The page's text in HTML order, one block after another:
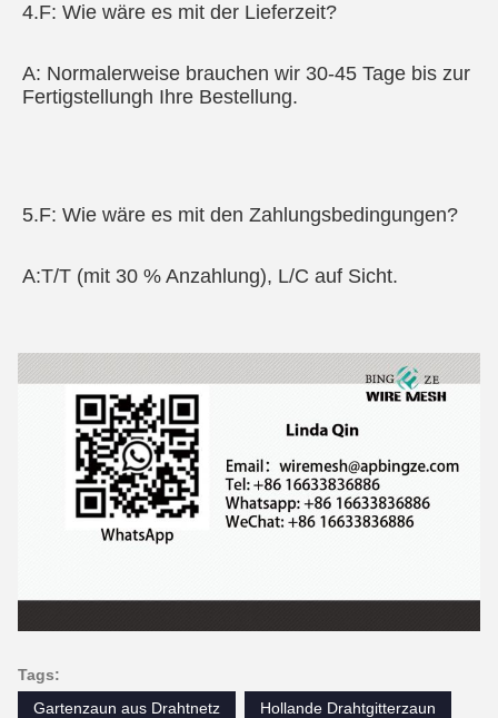
4.F: Wie wäre es mit der Lieferzeit?
A: Normalerweise brauchen wir 30-45 Tage bis zur
Fertigstellungh Ihre Bestellung.
5.F: Wie wäre es mit den Zahlungsbedingungen?
A:T/T (mit 30 % Anzahlung), L/C auf Sicht.
Tags:
Gartenzaun aus Drahtnetz
Hollande Drahtgitterzaun